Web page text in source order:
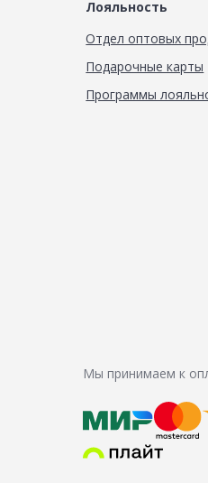
Лояльность
Отдел оптовых
Подарочные карты
Программы
Мы принимаем к